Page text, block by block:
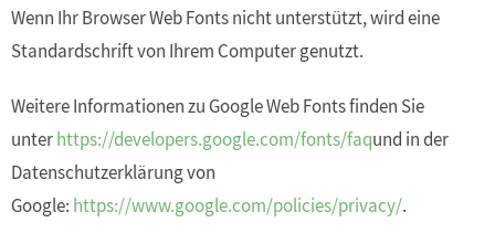
Wenn Ihr Browser Web Fonts nicht unterstützt, wird eine
Standardschrift von Ihrem Computer genutzt.
Weitere Informationen zu Google Web Fonts finden Sie
unterhttps://developers.google.com/fonts/faqund in der
Datenschutzerklärung von
Google: https://www.google.com/policies/privacy/.